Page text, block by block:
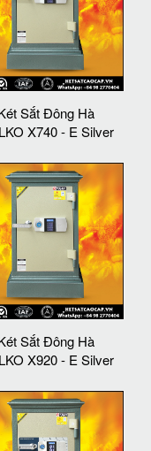
Sắt Đông Hà
X740 - E Silver
Sắt Đông Hà
X920 - E Silver